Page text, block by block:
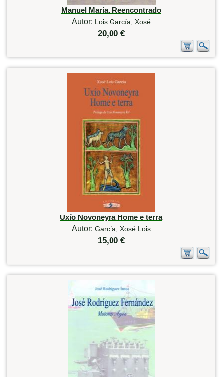
Manuel María. Reencontrado
Autor: Lois García, Xosé
20,00 €
Uxío Novoneyra Home e terra
Autor: García, Xosé Lois
15,00 €